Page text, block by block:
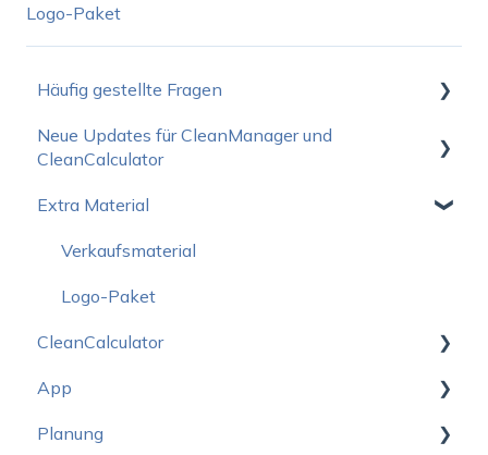
Logo-Paket
Häufig gestellte Fragen
Wie fange ich am Besten an?
Neue Updates für CleanManager und
CleanCalculator
Neuigkeiten für den CleanManager
Neuigkeiten für den CleanCalculator
Extra Material
Verkaufsmaterial
Logo-Paket
CleanCalculator
Starten
CleanCalculator Webinare
App
Starten
Planung